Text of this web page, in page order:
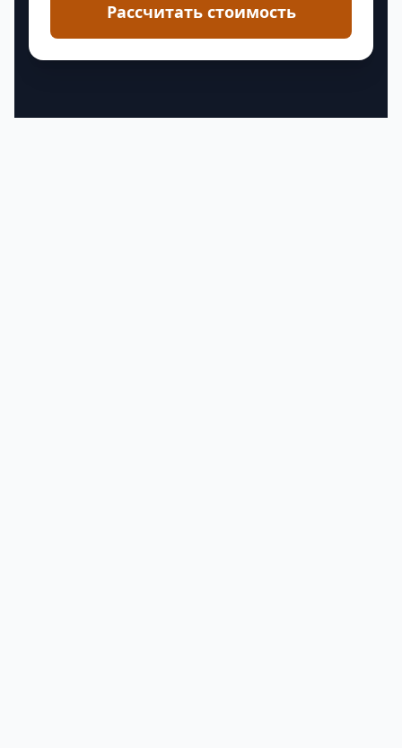
Рассчитать стоимость